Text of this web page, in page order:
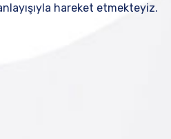
hareket etmekteyiz.